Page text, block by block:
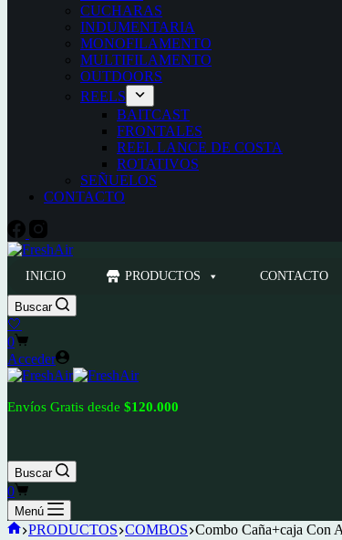
CUCHARAS
INDUMENTARIA
MONOFILAMENTO
MULTIFILAMENTO
OUTDOORS
REELS
BAITCAST
FRONTALES
REEL LANCE DE COSTA
ROTATIVOS
SEÑUELOS
CONTACTO
INICIO PRODUCTOS CONTACTO
Buscar
🤍
Carro
de
compra
0
Acceder
Envíos Gratis desde $120.000
Buscar
Carro
de
compra
0
Menú
Inicio
PRODUCTOS COMBOS Combo Caña+caja Con